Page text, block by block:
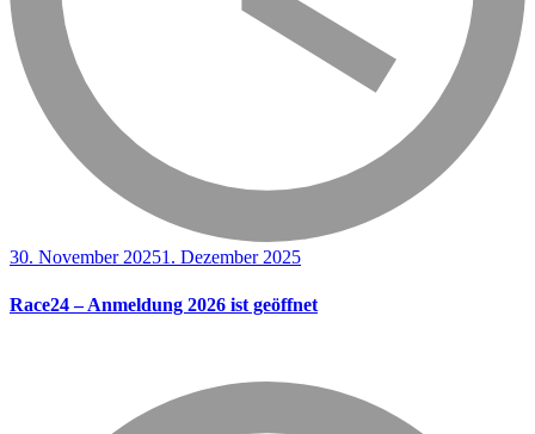
30. November 20251. Dezember 2025
Race24 – Anmeldung 2026 ist geöffnet